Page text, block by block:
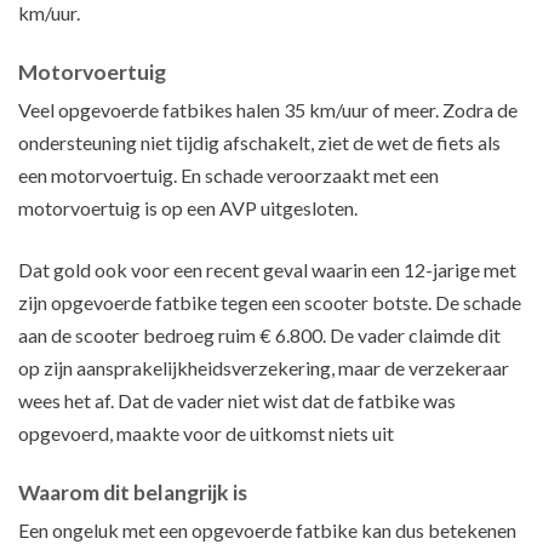
km/uur.
Motorvoertuig
Veel opgevoerde fatbikes halen 35 km/uur of meer. Zodra de
ondersteuning niet tijdig afschakelt, ziet de wet de fiets als
een motorvoertuig. En schade veroorzaakt met een
motorvoertuig is op een AVP uitgesloten.
Dat gold ook voor een recent geval waarin een 12-jarige met
zijn opgevoerde fatbike tegen een scooter botste. De schade
aan de scooter bedroeg ruim € 6.800. De vader claimde dit
op zijn aansprakelijkheidsverzekering, maar de verzekeraar
wees het af. Dat de vader niet wist dat de fatbike was
opgevoerd, maakte voor de uitkomst niets uit
Waarom dit belangrijk is
Een ongeluk met een opgevoerde fatbike kan dus betekenen